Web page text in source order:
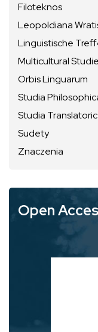
Filoteknos
Leopoldiana
Linguistische
Multicultural
Orbis Linguarum
Studia
Studia
Sudety
Znaczenia
Open